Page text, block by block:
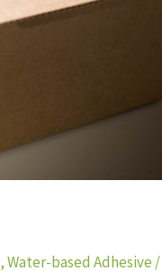
,Water-based Adhesive/